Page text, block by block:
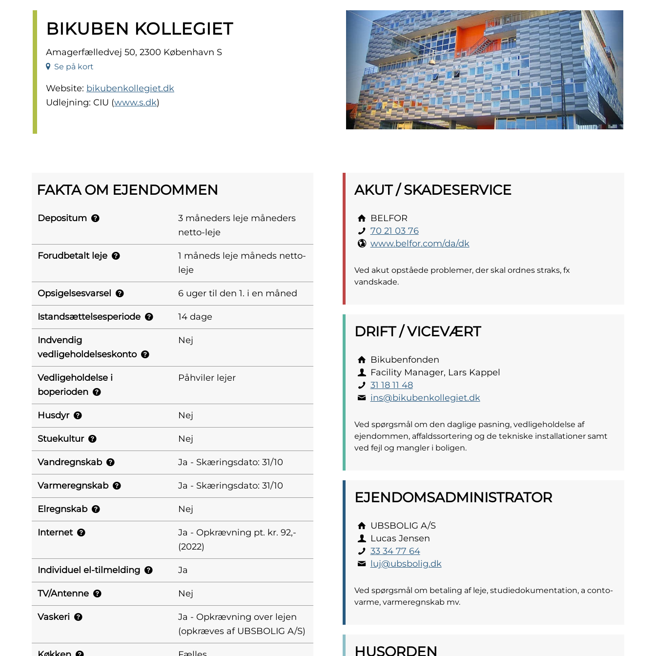
BIKUBEN KOLLEGIET
Amagerfælledvej 50, 2300 København S
Se på kort
Website: bikubenkollegiet.dk
Udlejning: CIU (www.s.dk)
FAKTA OM EJENDOMMEN
Depositum
3 måneders leje måneders
netto-leje
Forudbetalt leje
1 måneds leje måneds netto-
leje
Opsigelsesvarsel 6 uger til den 1. i en måned
Istandsættelsesperiode 14 dage
Indvendig
vedligeholdelseskonto
Nej
Vedligeholdelse i
boperioden
Påhviler lejer
Husdyr Nej
Stuekultur Nej
Vandregnskab Ja - Skæringsdato: 31/10
Varmeregnskab Ja - Skæringsdato: 31/10
Elregnskab Nej
Internet
Ja - Opkrævning pt. kr. 92,-
(2022)
Individuel el-tilmelding Ja
TV/Antenne Nej
Vaskeri
Ja - Opkrævning over lejen
(opkræves af UBSBOLIG A/S)
AKUT / SKADESERVICE
BELFOR
70 21 03 76
www.belfor.com/da/dk
Ved akut opståede problemer, der skal ordnes straks, fx
vandskade.
DRIFT / VICEVÆRT
Bikubenfonden
Facility Manager, Lars Kappel
31 18 11 48
ins@bikubenkollegiet.dk
Ved spørgsmål om den daglige pasning, vedligeholdelse af
ejendommen, affaldssortering og de tekniske installationer samt
ved fejl og mangler i boligen.
EJENDOMS­ADMINISTRATOR
UBSBOLIG A/S
Lucas Jensen
33 34 77 64
luj@ubsbolig.dk
Ved spørgsmål om betaling af leje, studiedokumentation, a conto-
varme, varmeregnskab mv.
HUSORDEN